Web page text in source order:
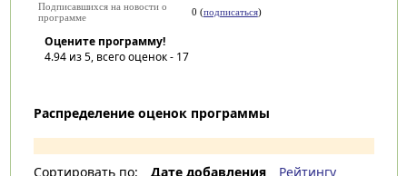
Подписавшихся на новости о
программе
0 (подписаться)
Оцените программу!
4.94из 5, всего оценок - 17
Распределение оценок программы
Сортировать по: Дате добавления
Рейтингу